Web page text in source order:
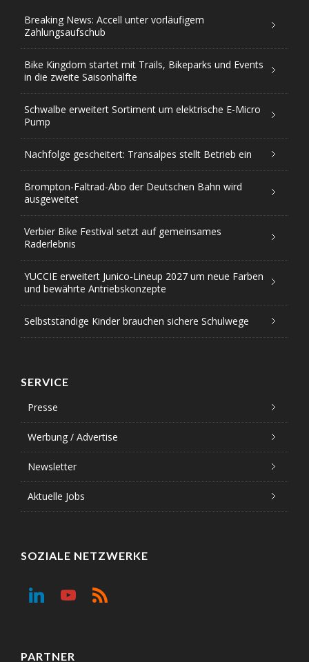
Breaking News: Accell unter vorläufigem
Zahlungsaufschub
Bike Kingdom startet mit Trails, Bikeparks und Events
in die zweite Saisonhälfte
Schwalbe erweitert Sortiment um elektrische E-Micro
Pump
Nachfolge gescheitert: Transalpes stellt Betrieb ein
Brompton-Faltrad-Abo der Deutschen Bahn wird
ausgeweitet
Verbier Bike Festival setzt auf gemeinsames
Raderlebnis
YUCCIE erweitert Junico-Lineup 2027 um neue Farben
und bewährte Antriebskonzepte
Selbstständige Kinder brauchen sichere Schulwege
SERVICE
Presse
Werbung / Advertise
Newsletter
Aktuelle Jobs
SOZIALE NETZWERKE
PARTNER